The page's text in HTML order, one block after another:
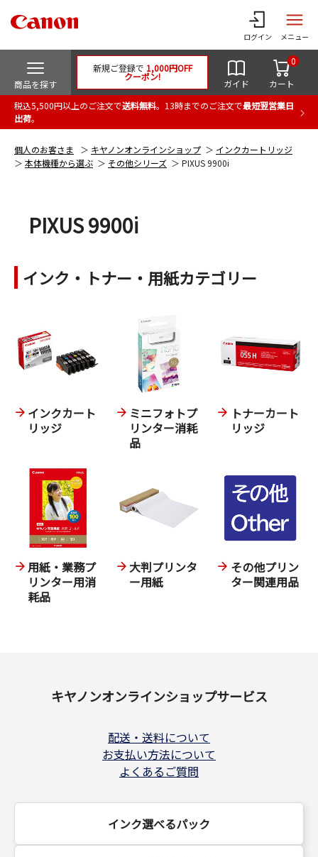
ログイン メニュー
商品を探す
新規ご登録で 1,000円OFF
クーポン!
ガイド カート
0
税込5,500円以上のご注文で送料無料。13時までのご注文で最短翌営業日
出荷。
個人のお客さま キヤノンオンラインショップ
インクカートリッジ
本体機種から選ぶ
その他シリーズ PIXUS 9900i
PIXUS 9900i
インク・トナー・用紙カテゴリー
インクカート
リッジ
ミニフォトプ
リンター消耗
品
トナーカート
リッジ
用紙・業務プ
リンター用消
耗品
大判プリンタ
ー用紙
その他プリン
ター関連用品
キヤノンオンラインショップサービス
配送・送料について
お支払い方法について
よくあるご質問
インク選べるパック